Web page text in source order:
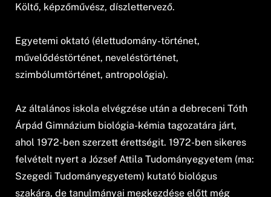
Költő, képzőművész, díszlettervező.
Egyetemi oktató (élettudomány-történet,
művelődéstörténet, neveléstörténet,
szimbólumtörténet, antropológia).
Az általános iskola elvégzése után a debreceni Tóth
Árpád Gimnázium biológia-kémia tagozatára járt,
ahol 1972-ben szerzett érettségit. 1972-ben sikeres
felvételt nyert a József Attila Tudományegyetem (ma:
Szegedi Tudományegyetem) kutató biológus
szakára, de tanulmányai megkezdése előtt még